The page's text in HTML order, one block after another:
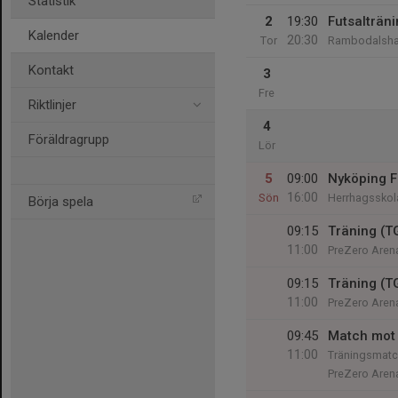
Kalender
Kontakt
Riktlinjer
Föräldragrupp
Börja spela
2
Tor
19:30
20:30
3
Fre
4
Lör
5
Sön
09:00
16:00
Nyköping
09:15
11:00
Träning
PreZero
09:15
11:00
Träning
PreZero
09:45
11:00
Match mot
PreZero